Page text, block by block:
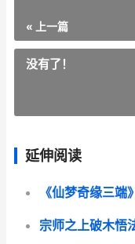
« 上一篇
没有了！
延伸阅读
宗师之上破木悟